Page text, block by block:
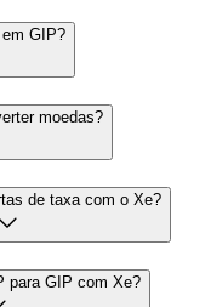
GIP?
moedas?
de taxa com o Xe?
para GIP com Xe?